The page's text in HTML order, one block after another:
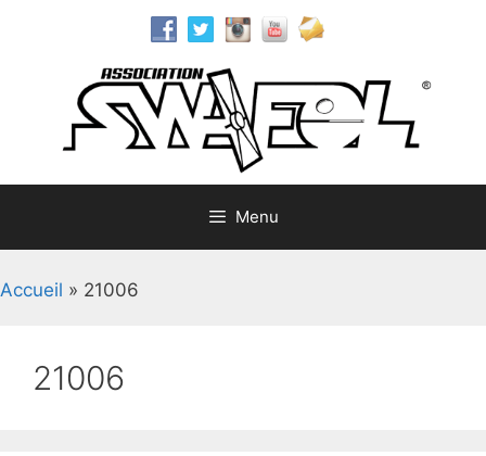
Menu
Accueil » 21006
21006